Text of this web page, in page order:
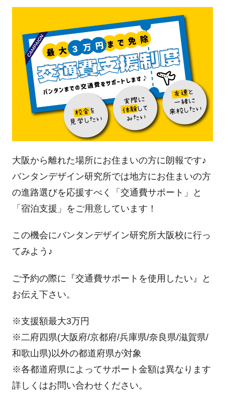
大阪から離れた場所にお住まいの方に朗報です♪
バンタンデザイン研究所では地方にお住まいの方
の進路選びを応援すべく「交通費サポート」と
「宿泊支援」をご用意しています！
この機会にバンタンデザイン研究所大阪校に行っ
てみよう♪
ご予約の際に『交通費サポートを使用したい』と
お伝え下さい。
※支援額最大3万円
※二府四県(大阪府/京都府/兵庫県/奈良県/滋賀県/
和歌山県)以外の都道府県が対象
※各都道府県によってサポート金額は異なります
詳しくはお問い合わせください。